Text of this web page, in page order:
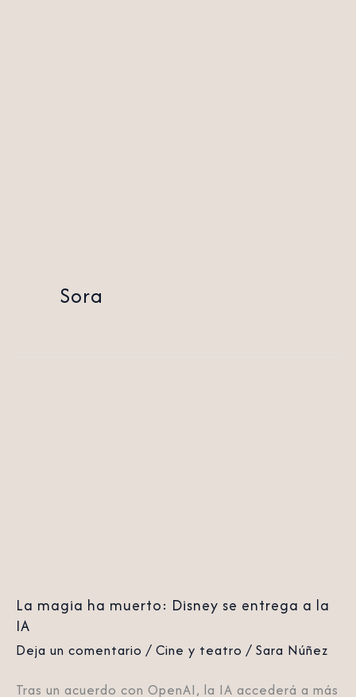
Sora
La magia ha muerto: Disney se entrega a la
IA
Deja un comentario / Cine y teatro / Sara Núñez
Tras un acuerdo con OpenAI, la IA accederá a más
IA